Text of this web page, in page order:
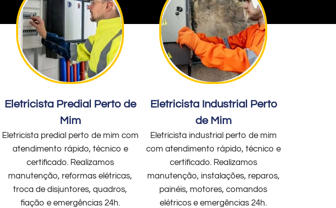
Eletricista Predial Perto de
Mim
Eletricista predial perto de mim com
atendimento rápido, técnico e
certificado. Realizamos
manutenção, reformas elétricas,
troca de disjuntores, quadros,
fiação e emergências 24h.
Eletricista Industrial Perto
de Mim
Eletricista industrial perto de mim
com atendimento rápido, técnico e
certificado. Realizamos
manutenção, instalações, reparos,
painéis, motores, comandos
elétricos e emergências 24h.